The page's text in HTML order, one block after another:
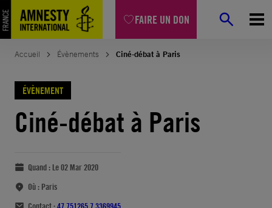
FAIRE UN DON
Accueil Évènements Ciné-débat à Paris
ÉVÈNEMENT
Ciné-débat à Paris
Quand : Le 02 Mar 2020
Où : Paris
Contact :47.751265,7.3369945